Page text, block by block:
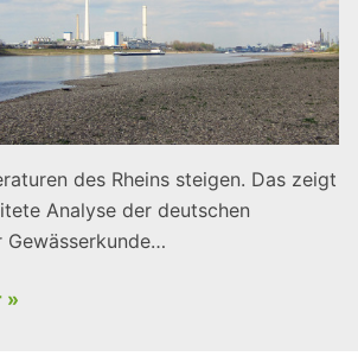
des Rheins steigen. Das zeigt
Analyse der deutschen
Gewässerkunde…
»